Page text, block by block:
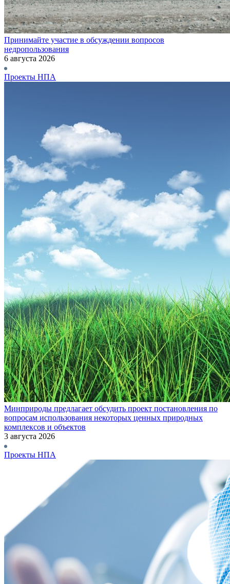
Принимайте участие в обсуждении вопросов
недропользования
6 августа 2026
Проекты НПА
Минприроды предлагает обсудить проект постановления по
вопросам использования некоторых ценных природных
комплексов и объектов
3 августа 2026
Проекты НПА